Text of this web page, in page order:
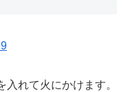
れて火にかけます。